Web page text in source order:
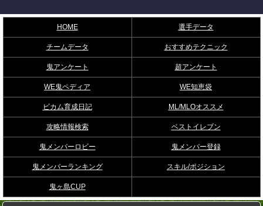
HOME 選手データ
チームデータ おすすめテクニック
鬼アンケート 超アンケート
WE鬼ペディア WE知恵袋
ビカム育成日記 ML/MLOオススメ
攻略情報検索 ベストイレブン
鬼メンバーロビー 鬼メンバー登録
鬼メンバーランキング スキル/ポジション
鬼ヶ島CUP